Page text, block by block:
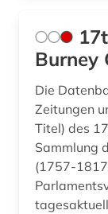
book e (1)
Burney
Die
Zeitungen
Titel) des
Sammlung
(1757-